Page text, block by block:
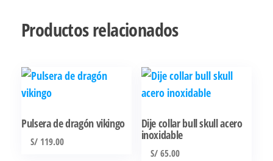
Productos relacionados
Pulsera de dragón vikingo
S/ 119.00
Dije collar bull skull acero
inoxidable
S/65.00